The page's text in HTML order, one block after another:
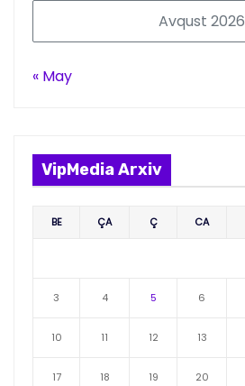
Avqust 2026
« May
VipMedia Arxiv
BE ÇA Ç CA
3 4 5 6
10 11 12 13
17 18 19 20